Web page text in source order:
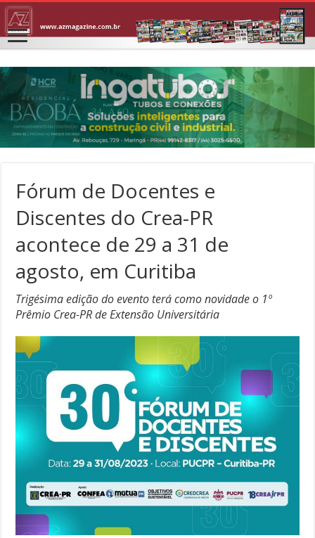
Fórum de Docentes e
Discentes do Crea-PR
acontece de 29 a 31 de
agosto, em Curitiba
Trigésima edição do evento terá como novidade o 1º
Prêmio Crea-PR de Extensão Universitária